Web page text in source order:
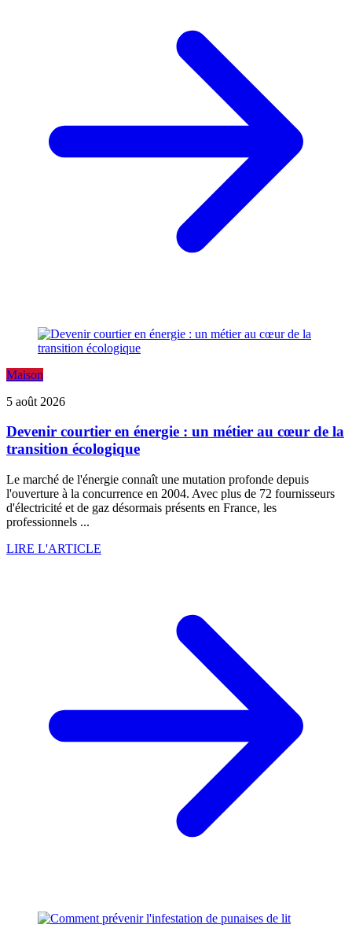
Maison
5 août 2026
Devenir courtier en énergie : un métier au cœur de la
transition écologique
Le marché de l'énergie connaît une mutation profonde depuis
l'ouverture à la concurrence en 2004. Avec plus de 72 fournisseurs
d'électricité et de gaz désormais présents en France, les
professionnels ...
LIRE L'ARTICLE